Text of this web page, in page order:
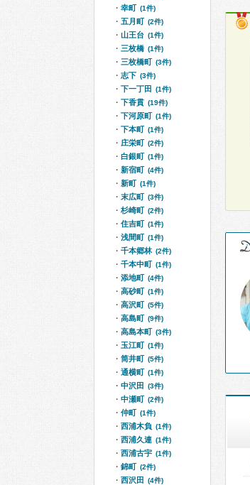
幸町 (1件)
五月町 (2件)
山王台 (1件)
三枚橋 (1件)
三枚橋町 (3件)
志下 (3件)
下一丁田 (1件)
下香貫 (19件)
下河原町 (1件)
下本町 (1件)
庄栄町 (2件)
白銀町 (1件)
新宿町 (4件)
新町 (1件)
末広町 (3件)
杉崎町 (2件)
住吉町 (1件)
浅間町 (1件)
千本郷林 (2件)
千本中町 (1件)
添地町 (4件)
高砂町 (1件)
高沢町 (5件)
高島町 (9件)
高島本町 (3件)
玉江町 (1件)
筒井町 (5件)
通横町 (1件)
中沢田 (3件)
中瀬町 (2件)
仲町 (1件)
西浦木負 (1件)
西浦久連 (1件)
西浦古宇 (1件)
錦町 (2件)
西沢田 (4件)